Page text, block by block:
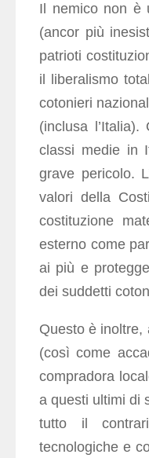
Il nemico non è
(ancor più
patrioti
il liberalismo
cotonieri
(inclusa
classi medie in
grave pericolo.
valori della
costituzione
esterno come
ai più e
dei suddetti
Questo è inoltre,
(così come
compradora
a questi ultimi di
tutto il
tecnologiche e